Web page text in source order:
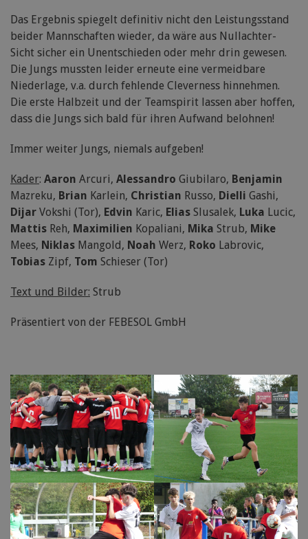
Das Ergebnis spiegelt definitiv nicht den Leistungsstand
beider Mannschaften wieder, da wäre aus Nullachter-
Sicht sicher ein Unentschieden oder mehr drin gewesen.
Die Jungs mussten leider erneute eine vermeidbare
Niederlage, v.a. durch fehlende Cleverness hinnehmen.
Die erste Halbzeit und der Teamspirit lassen aber hoffen,
dass die Jungs sich bald für ihren Aufwand belohnen!
Immer weiter Jungs, niemals aufgeben!
Kader: Aaron Arcuri, Alessandro Giubilaro, Benjamin
Mazreku, Brian Karlein, Christian Russo, Dielli Gashi,
Dijar Vokshi (Tor), Edvin Karic, Elias Slusalek, Luka Lucic,
Mattis Reh, Maximilien Kopaliani, Mika Strub, Mike
Mees, Niklas Mangold, Noah Werz, Roko Labrovic,
Tobias Zipf, Tom Schieser (Tor)
Text und Bilder: Strub
Präsentiert von der FEBESOL GmbH